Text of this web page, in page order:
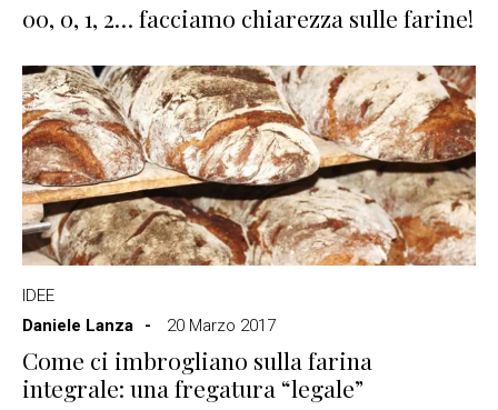
00, 0, 1, 2… facciamo chiarezza sulle farine!
IDEE
Daniele Lanza
20 Marzo 2017
Come ci imbrogliano sulla farina
integrale: una fregatura “legale”